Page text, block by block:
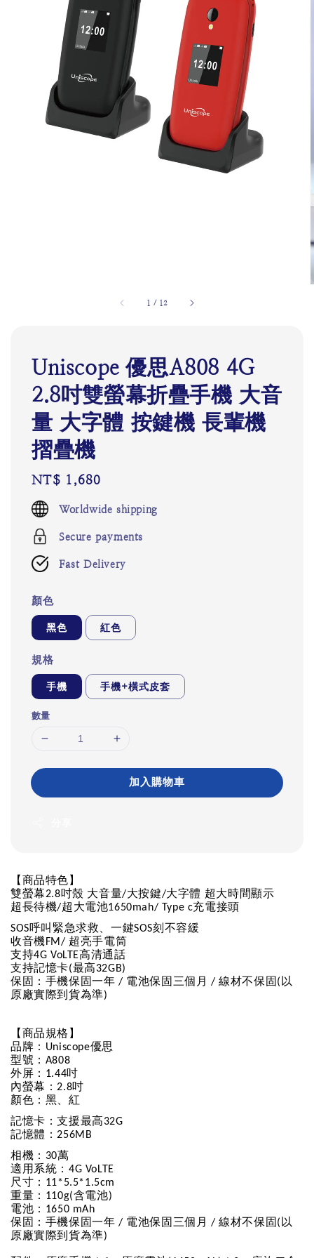
1 / 12
Uniscope 優思A808 4G
2.8吋雙螢幕折疊手機 大音
量 大字體 按鍵機 長輩機
摺疊機
Regular
price
NT$ 1,680
Worldwide shipping
Secure payments
Fast Delivery
顏色
黑色 紅色
規格
手機 手機+橫式皮套
數量
加入購物車
【商品特色】
雙螢幕2.8吋殼 大音量/大按鍵/大字體 超大時間顯示
超長待機/超大電池1650mah/ Type c充電接頭
SOS呼叫緊急求救、一鍵SOS刻不容緩
收音機FM/ 超亮手電筒
支持4G VoLTE高清通話
支持記憶卡(最高32GB)
保固：手機保固一年 / 電池保固三個月 /線材不保固 ( 以
原廠實際到貨為準)
【商品規格】
品牌： Uniscope優思
型號： A808
外屏： 1.44吋
內螢幕： 2.8吋
顏色：黑、紅
記憶卡：支援最高32G
記憶體： 256MB
相機： 30萬
適用系統： 4G VoLTE
尺寸： 11*5.5*1.5cm
重量： 110g(含電池)
電池： 1650 mAh
保固：手機保固一年 / 電池保固三個月 /線材不保固 ( 以
原廠實際到貨為準)